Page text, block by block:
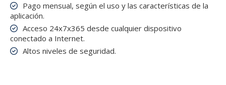
Pago mensual, según el uso y las características de la
aplicación.
Acceso 24x7x365 desde cualquier dispositivo
conectado a Internet.
Altos niveles de seguridad.